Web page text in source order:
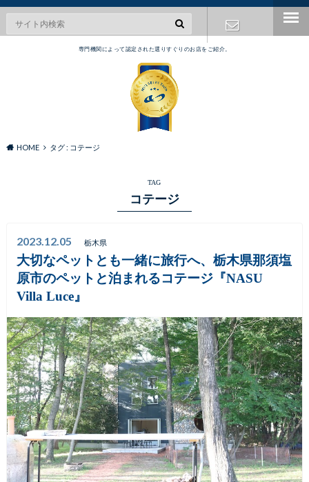
専門機関によって認定された選りすぐりのお店をご紹介。
HOME タグ : コテージ
TAG
コテージ
2023.12.05 栃木県
大切なペットとも一緒に旅行へ、栃木県那須塩
原市のペットと泊まれるコテージ『NASU
Villa Luce』